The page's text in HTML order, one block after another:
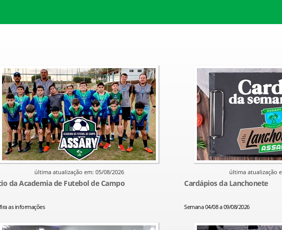
última atualização em: 05/08/2026
da Academia de Futebol de Campo
as informações
última atualização
Cardápios da Lanchonete
Semana 04/08 a 09/08/2026